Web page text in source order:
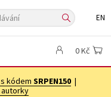
EN
Beletrie pro děti
0 Kč
kódem SRPEN150 |